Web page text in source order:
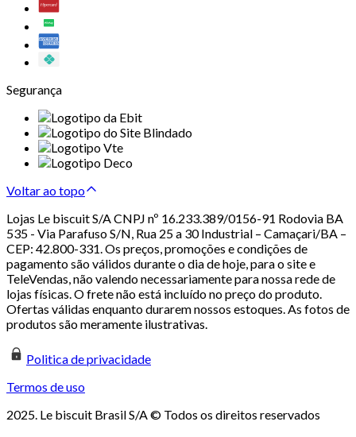
Segurança
Voltar ao topo
Lojas Le biscuit S/A CNPJ nº 16.233.389/0156-91 Rodovia BA
535 - Via Parafuso S/N, Rua 25 a 30 Industrial – Camaçari/BA –
CEP: 42.800-331. Os preços, promoções e condições de
pagamento são válidos durante o dia de hoje, para o site e
TeleVendas, não valendo necessariamente para nossa rede de
lojas físicas. O frete não está incluído no preço do produto.
Ofertas válidas enquanto durarem nossos estoques. As fotos de
produtos são meramente ilustrativas.
Politica de privacidade
Termos de uso
2025. Le biscuit Brasil S/A © Todos os direitos reservados